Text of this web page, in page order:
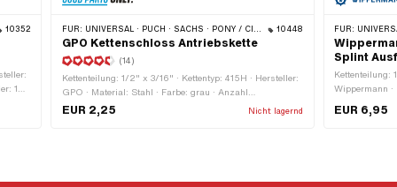
10352
1
FÜR: UNIVERSAL · PUCH · SACHS · PONY / CILO (BETA 521 & 512) · ZÜNDAPP BELMONDO · TOMOS · BYE BIKE 10448
GPO Kettenschloss Antriebskette
(14)
Kettenteilung: 1/2" x 3/16" · Kettentyp: 415H · Hersteller:
GPO · Material: Stahl · Farbe: grau · Anzahl
Kettenglieder: 1 Stk. · Kettenschloss-Art: Federverschluss
EUR 2,25 Nicht lagernd
FÜR: UNIVERSAL · PUCH · SACHS
Splint
Kettenteilung:
Wippermann
EUR 6,95